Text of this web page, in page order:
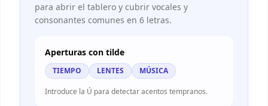
para abrir el tablero y cubrir vocales y
consonantes comunes en 6 letras.
Aperturas con tilde
TIEMPO LENTES MÚSICA
Introduce la Ú para detectar acentos tempranos.